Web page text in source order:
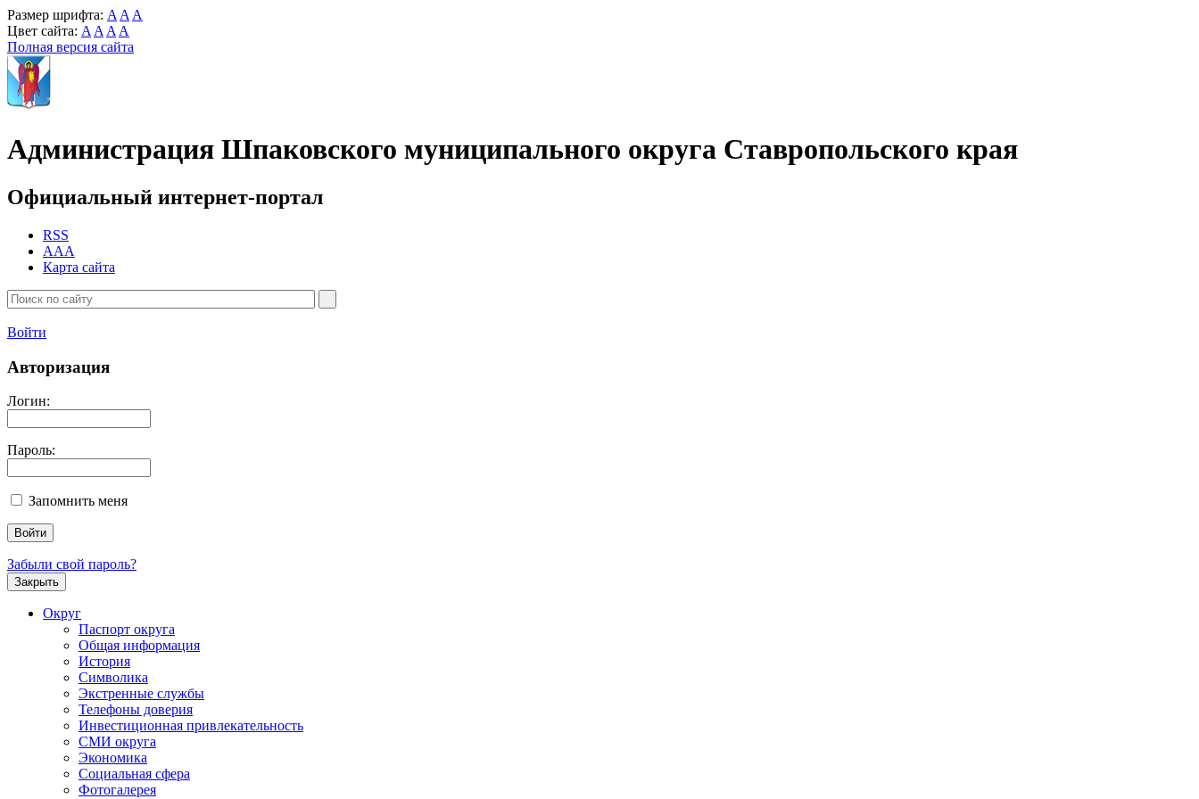
Размер шрифта: A A A
Цвет сайта: A A A A
Полная версия сайта
Администрация Шпаковского муниципального округа Ставропольского края
Официальный интернет-портал
RSS
AAA
Карта сайта
Войти
Авторизация
Логин:
Пароль:
Запомнить меня
Забыли свой пароль?
Закрыть
Округ
Паспорт округа
Общая информация
История
Символика
Экстренные службы
Телефоны доверия
Инвестиционная привлекательность
СМИ округа
Экономика
Социальная сфера
Фотогалерея